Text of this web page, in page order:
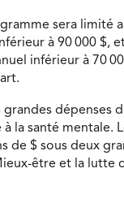
sera limité
à 90 000 $,
inférieur à 70
grandes dépenses
la santé mentale.
de $ sous deux
être et la lutte